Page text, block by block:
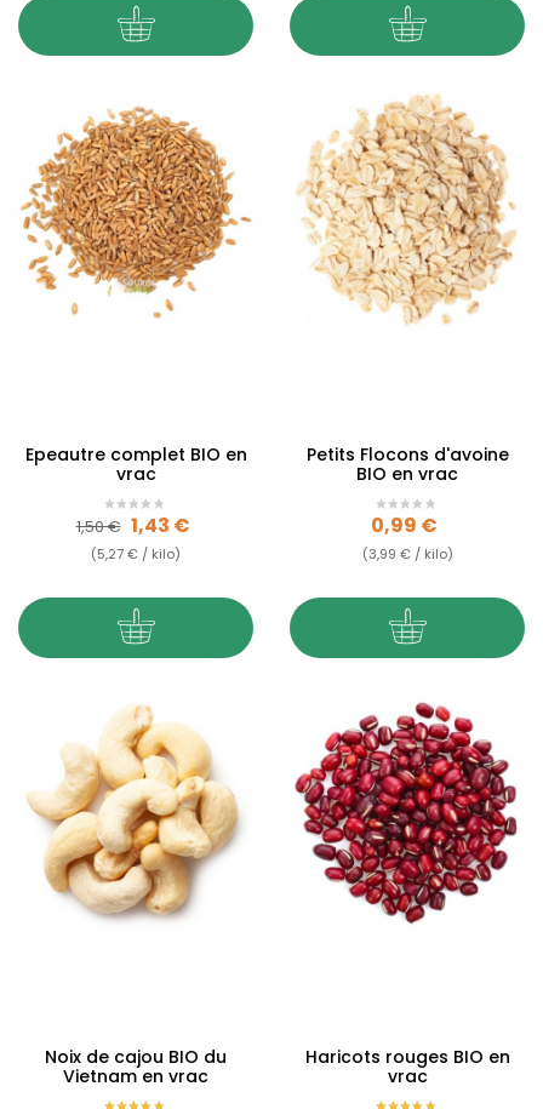
Epeautre complet BIO en
vrac
Prix de base
1,50 € Prix
1,43 €
(5,27 € / kilo)
Petits Flocons d'avoine
BIO en vrac
Prix
0,99 €
(3,99 € / kilo)
Noix de cajou BIO du
Vietnam en vrac
Haricots rouges BIO en
vrac